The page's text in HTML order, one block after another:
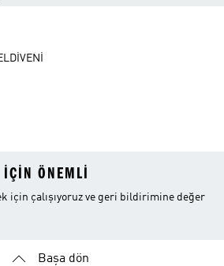
ÖNEMLI
için çalışıyoruz ve geri bildirimine değer
Başa dön